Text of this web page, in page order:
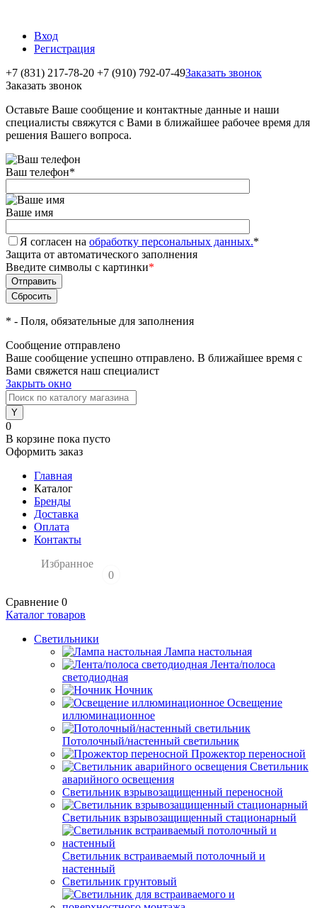
Вход
Регистрация
+7 (831) 217-78-20 +7 (910) 792-07-49Заказать звонок
Заказать звонок
Оставьте Ваше сообщение и контактные данные и наши
специалисты свяжутся с Вами в ближайшее рабочее время для
решения Вашего вопроса.
Ваш телефон*
Ваше имя
Я согласен на обработку персональных данных.*
Защита от автоматического заполнения
Введите символы с картинки*
* - Поля, обязательные для заполнения
Сообщение отправлено
Ваше сообщение успешно отправлено. В ближайшее время с
Вами свяжется наш специалист
Закрыть окно
0
В корзине пока пусто
Оформить заказ
Главная
Каталог
Бренды
Доставка
Оплата
Контакты
Избранное
0
Сравнение 0
Каталог товаров
Светильники
Лампа настольная
Лента/полоса
светодиодная
Ночник
Освещение
иллюминационное
Потолочный/настенный светильник
Прожектор переносной
Светильник
аварийного освещения
Светильник взрывозащищенный переносной
Светильник взрывозащищенный стационарный
Светильник встраиваемый потолочный и
настенный
Светильник грунтовый